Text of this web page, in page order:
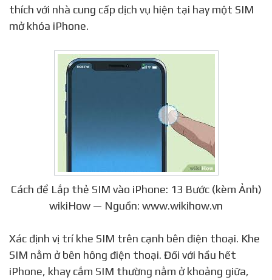
thích với nhà cung cấp dịch vụ hiện tại hay một SIM
mở khóa iPhone.
Cách để Lắp thẻ SIM vào iPhone: 13 Bước (kèm Ảnh)
wikiHow — Nguồn: www.wikihow.vn
Xác định vị trí khe SIM trên cạnh bên điện thoại. Khe
SIM nằm ở bên hông điện thoại. Đối với hầu hết
iPhone, khay cắm SIM thường nằm ở khoảng giữa,